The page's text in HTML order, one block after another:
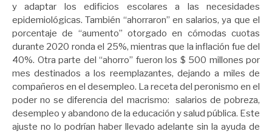
y adaptar los edificios escolares a las necesidades
epidemiológicas. También “ahorraron” en salarios, ya que el
porcentaje de “aumento” otorgado en cómodas cuotas
durante 2020 ronda el 25%, mientras que la inflación fue del
40%. Otra parte del “ahorro” fueron los $ 500 millones por
mes destinados a los reemplazantes, dejando a miles de
compañeros en el desempleo. La receta del peronismo en el
poder no se diferencia del macrismo: salarios de pobreza,
desempleo y abandono de la educación y salud pública. Este
ajuste no lo podrían haber llevado adelante sin la ayuda de